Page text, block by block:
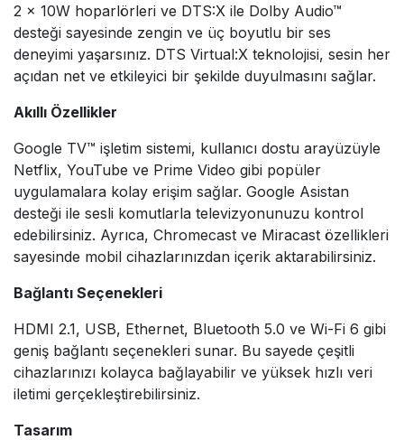
2 × 10W hoparlörleri ve DTS:X ile Dolby Audio™
desteği sayesinde zengin ve üç boyutlu bir ses
deneyimi yaşarsınız. DTS Virtual:X teknolojisi, sesin her
açıdan net ve etkileyici bir şekilde duyulmasını sağlar.
Akıllı Özellikler
Google TV™ işletim sistemi, kullanıcı dostu arayüzüyle
Netflix, YouTube ve Prime Video gibi popüler
uygulamalara kolay erişim sağlar. Google Asistan
desteği ile sesli komutlarla televizyonunuzu kontrol
edebilirsiniz. Ayrıca, Chromecast ve Miracast özellikleri
sayesinde mobil cihazlarınızdan içerik aktarabilirsiniz.
Bağlantı Seçenekleri
HDMI 2.1, USB, Ethernet, Bluetooth 5.0 ve Wi-Fi 6 gibi
geniş bağlantı seçenekleri sunar. Bu sayede çeşitli
cihazlarınızı kolayca bağlayabilir ve yüksek hızlı veri
iletimi gerçekleştirebilirsiniz.
Tasarım